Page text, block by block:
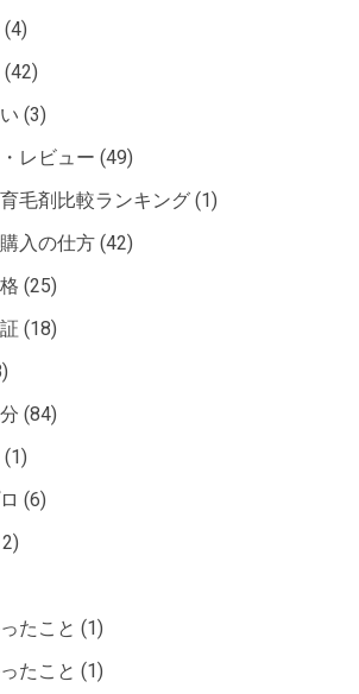
(4)
(42)
(3)
レビュー (49)
毛剤比較ランキング (1)
入の仕方 (42)
(25)
(18)
(84)
(1)
(6)
たこと (1)
たこと (1)